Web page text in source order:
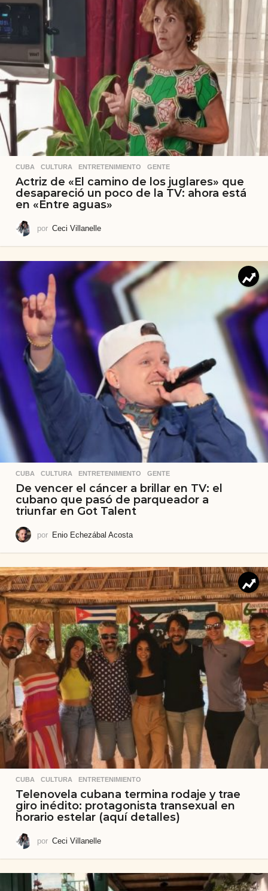
CUBA ,CULTURA ,ENTRETENIMIENTO ,GENTE
Actriz de «El camino de los juglares» que
desapareció un poco de la TV: ahora está
en «Entre aguas»
por Ceci Villanelle
CUBA ,CULTURA ,ENTRETENIMIENTO ,GENTE
De vencer el cáncer a brillar en TV: el
cubano que pasó de parqueador a
triunfar en Got Talent
por Enio Echezábal Acosta
CUBA ,CULTURA ,ENTRETENIMIENTO
Telenovela cubana termina rodaje y trae
giro inédito: protagonista transexual en
horario estelar (aquí detalles)
por Ceci Villanelle